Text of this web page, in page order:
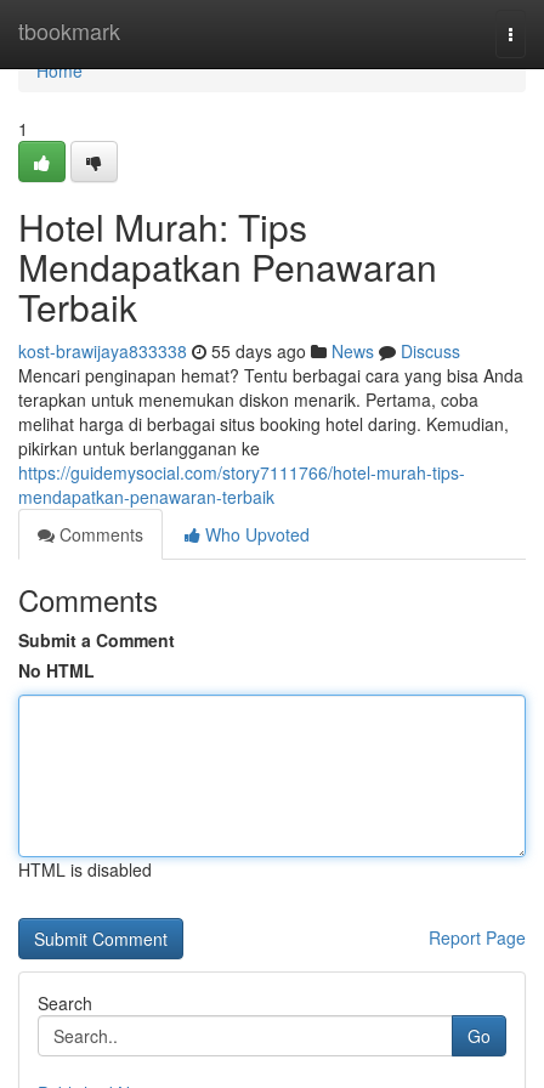
tbookmark
Home
Home
1
Hotel Murah: Tips
Mendapatkan Penawaran
Terbaik
kost-brawijaya833338 55 days ago News
Discuss
Mencari penginapan hemat? Tentu berbagai cara yang bisa Anda
terapkan untuk menemukan diskon menarik. Pertama, coba
melihat harga di berbagai situs booking hotel daring. Kemudian,
pikirkan untuk berlangganan ke
https://guidemysocial.com/story7111766/hotel-murah-tips-
mendapatkan-penawaran-terbaik
Comments
Who Upvoted
Comments
Submit a Comment
No HTML
HTML is disabled
Report Page
Search
Go